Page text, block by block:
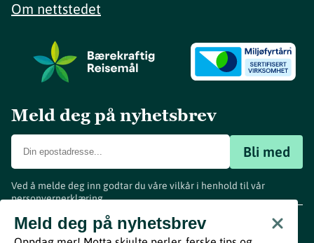
Om nettstedet
Meld deg på nyhetsbrev
Bli med
Ved å melde deg inn godtar du våre vilkår i henhold til vår
personvernerklæring.
Meld deg på nyhetsbrev
www.visitvestfold.com
Turistinformasjon